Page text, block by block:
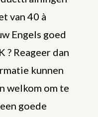
van 40 à
Engels goed
? Reageer dan
kunnen
welkom om te
goede